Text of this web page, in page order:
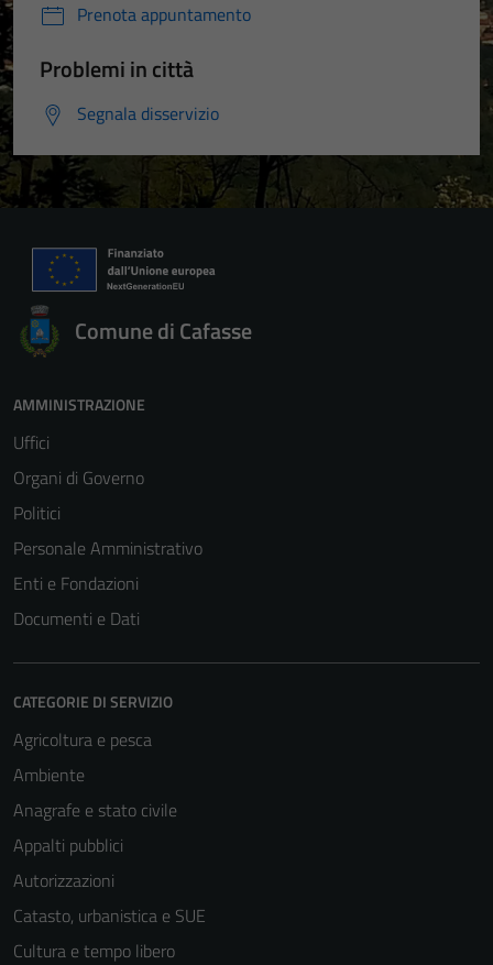
Prenota appuntamento
Problemi in città
Segnala disservizio
Comune di Cafasse
AMMINISTRAZIONE
Uffici
Organi di Governo
Politici
Personale Amministrativo
Enti e Fondazioni
Documenti e Dati
CATEGORIE DI SERVIZIO
Agricoltura e pesca
Ambiente
Anagrafe e stato civile
Appalti pubblici
Autorizzazioni
Catasto, urbanistica e SUE
Cultura e tempo libero